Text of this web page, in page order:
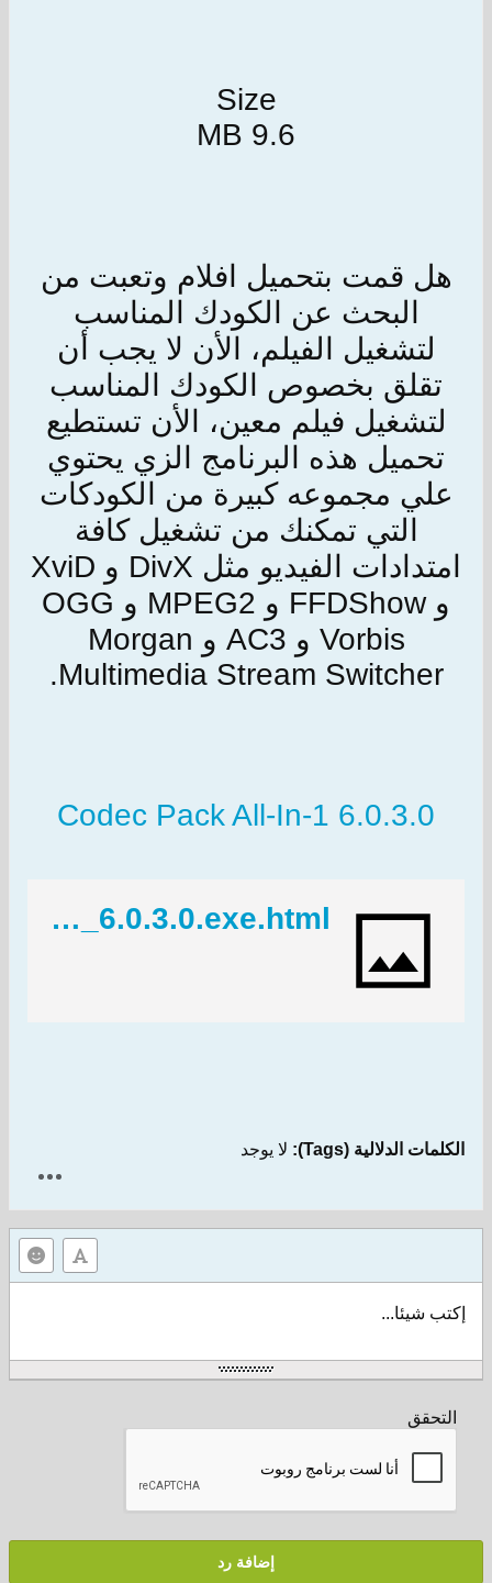
Size
9.6 MB
هل قمت بتحميل افلام وتعبت من
البحث عن الكودك المناسب
لتشغيل الفيلم، الأن لا يجب أن
تقلق بخصوص الكودك المناسب
لتشغيل فيلم معين، الأن تستطيع
تحميل هذه البرنامج الزي يحتوي
علي مجموعه كبيرة من الكودكات
التي تمكنك من تشغيل كافة
امتدادات الفيديو مثل DivX و XviD
و FFDShow و MPEG2 و OGG
Vorbis و AC3 و Morgan
Multimedia Stream Switcher.
Codec Pack All-In-1 6.0.3.0
http://www.24uploads.com/n1s2w73qf954/Download_Codec_Pack_All-In-1_6.0.3.0.exe.html
الكلمات الدلالية (Tags): لا يوجد
إكتب شيئا...
التحقق
إضافة رد